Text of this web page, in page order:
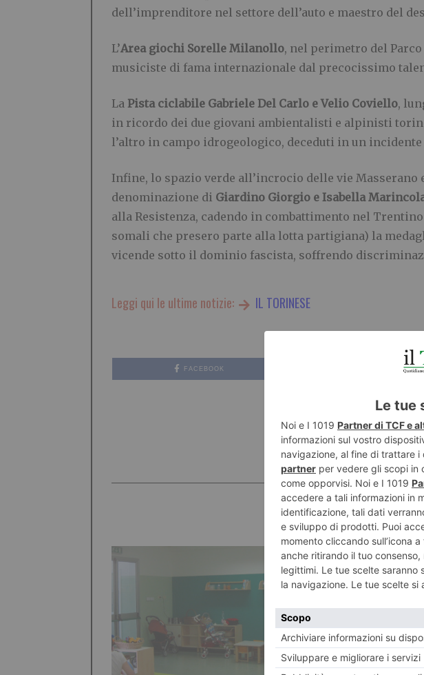
dell’imprenditore nel settore dell’auto e maestro del
L’Area giochi Sorelle Milanollo, nel perimetro del
musiciste di fama internazionale dal precocissimo
La Pista ciclabile Gabriele Del Carlo e Velio Coviello,
in ricordo dei due giovani ambientalisti e alpinisti
l’altro in campo idrogeologico, deceduti in un
Infine, lo spazio verde all’incrocio delle vie
denominazione di Giardino Giorgio e Isabella
alla Resistenza, cadendo in combattimento nel
somali che presero parte alla lotta partigiana) la
vicende sotto il dominio fascista, soffrendo
Leggi qui le ultime notizie: IL TORINESE
FACEBOOK